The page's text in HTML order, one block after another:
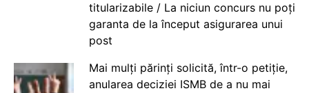
titularizabile / La niciun concurs nu poți
garanta de la început asigurarea unui
post
Mai mulți părinți solicită, într-o petiție,
anularea deciziei ISMB de a nu mai